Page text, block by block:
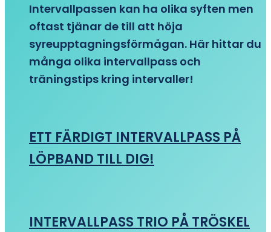
Intervallpassen kan ha olika syften men
oftast tjänar de till att höja
syreupptagningsförmågan. Här hittar du
många olika intervallpass och
träningstips kring intervaller!
ETT FÄRDIGT INTERVALLPASS PÅ
LÖPBAND TILL DIG!
INTERVALLPASS TRIO PÅ TRÖSKEL